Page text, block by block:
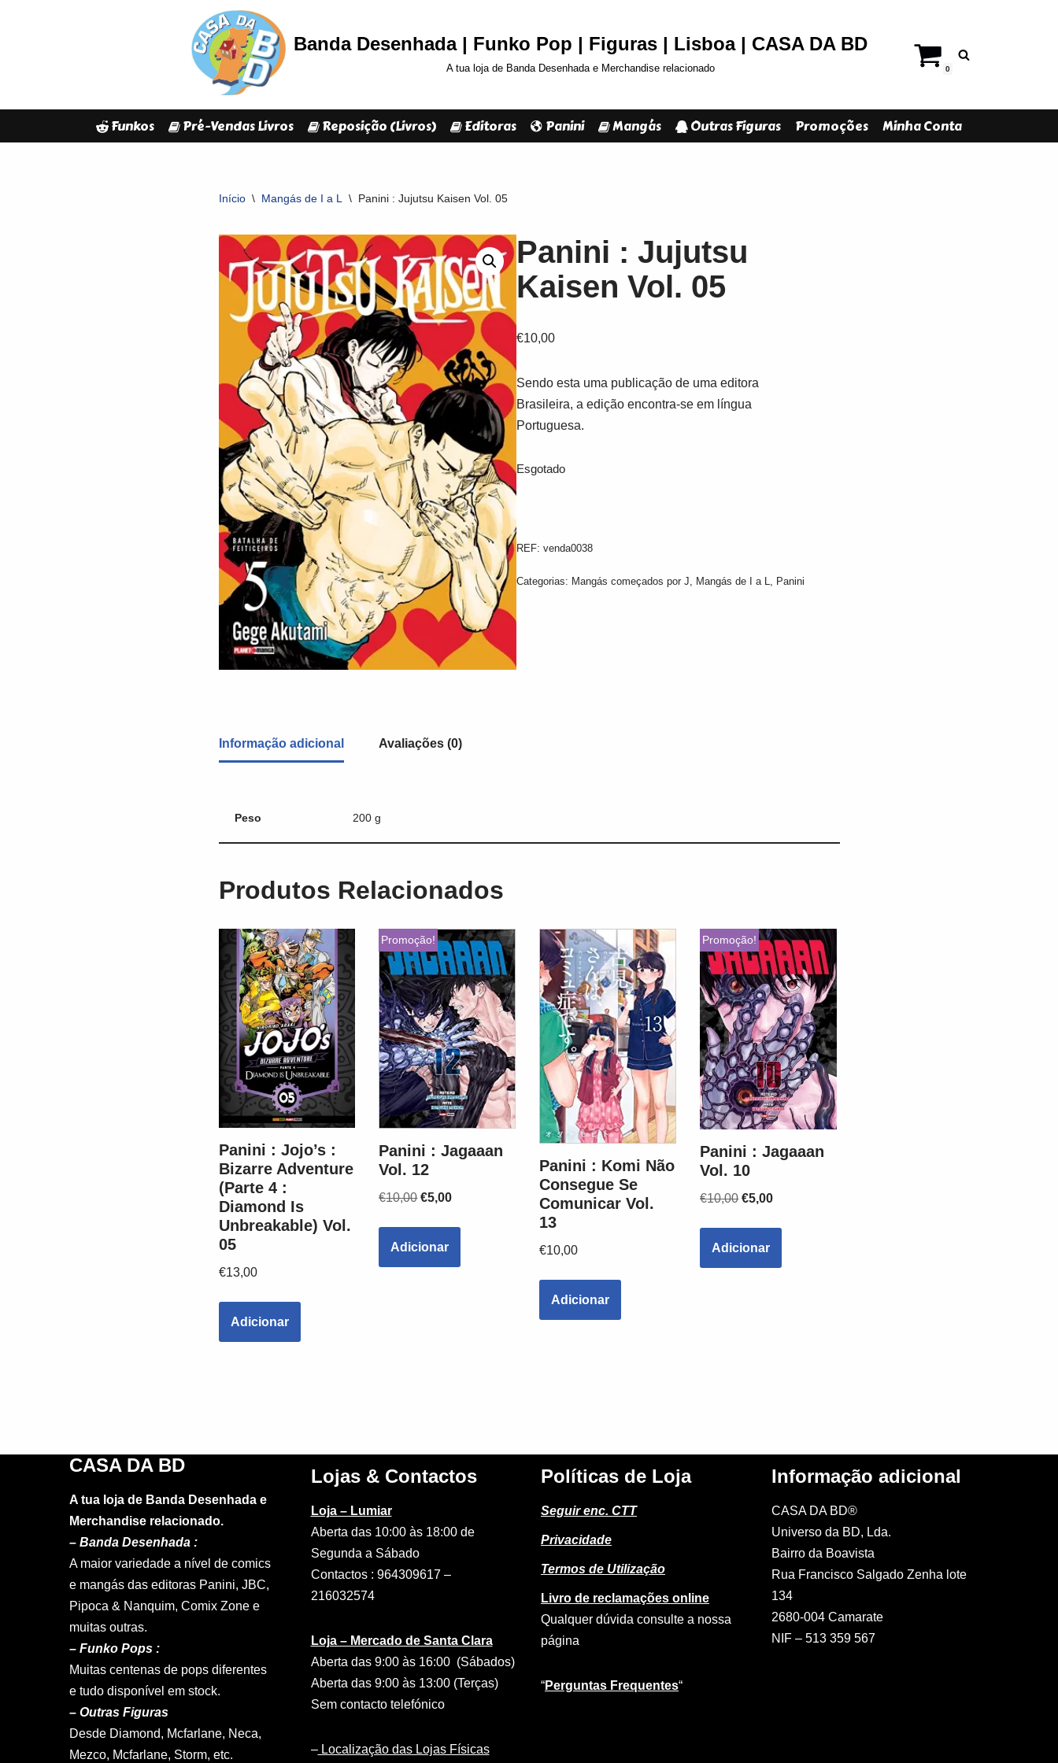
conteúdo
Banda Desenhada | Funko Pop | Figuras | Lisboa | CASA DA BD
A tua loja de Banda Desenhada e Merchandise relacionado 0
Funkos Pré-Vendas Livros Reposição (Livros) Editoras Panini Mangás Outras Figuras Promoções Minha Conta
Início \ Mangás de I a L \ Panini : Jujutsu Kaisen Vol. 05
Panini : Jujutsu
Kaisen Vol. 05
€10,00
Sendo esta uma publicação de uma editora
Brasileira, a edição encontra-se em língua
Portuguesa.
Esgotado
REF:venda0038
Categorias: Mangás começados por J, Mangás de I a L, Panini
Informação adicional Avaliações (0)
Peso 200 g
Produtos Relacionados
Panini : Jojo’s :
Bizarre Adventure
(Parte 4 :
Diamond Is
Unbreakable) Vol.
05
€13,00
Adicionar
Promoção!
Panini : Jagaaan
Vol. 12
€10,00 €5,00
Adicionar
Panini : Komi Não
Consegue Se
Comunicar Vol.
13
€10,00
Adicionar
Promoção!
Panini : Jagaaan
Vol. 10
€10,00 €5,00
Adicionar
CASA DA BD
A tua loja de Banda Desenhada e
Merchandise relacionado.
– Banda Desenhada :
A maior variedade a nível de comics
e mangás das editoras Panini, JBC,
Pipoca & Nanquim, Comix Zone e
muitas outras.
– Funko Pops :
Muitas centenas de pops diferentes
e tudo disponível em stock.
– Outras Figuras
Desde Diamond, Mcfarlane, Neca,
Mezco, Mcfarlane, Storm, etc.
Lojas & Contactos
Loja – Lumiar
Aberta das 10:00 às 18:00 de
Segunda a Sábado
Contactos : 964309617 –
216032574
Loja – Mercado de Santa Clara
Aberta das 9:00 às 16:00 (Sábados)
Aberta das 9:00 às 13:00 (Terças)
Sem contacto telefónico
–Localização das Lojas Físicas
Políticas de Loja
Seguir enc. CTT
Privacidade
Termos de Utilização
Livro de reclamações online
Qualquer dúvida consulte a nossa
página
“Perguntas Frequentes“
Informação adicional
CASA DA BD®
Universo da BD, Lda.
Bairro da Boavista
Rua Francisco Salgado Zenha lote
134
2680-004 Camarate
NIF – 513 359 567